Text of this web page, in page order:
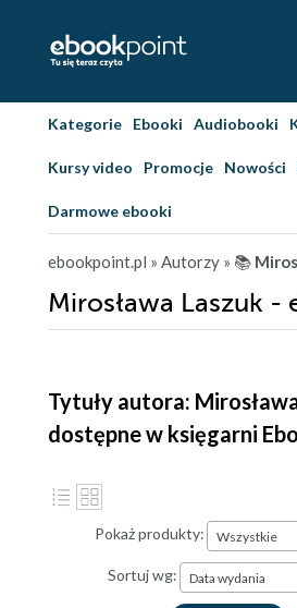
Kategorie Ebooki Audiobooki
Kursy video Promocje Nowości
Darmowe ebooki
ebookpoint.pl » Autorzy » 📚
Mirosława Laszuk -
Tytuły autora:
dostępne w księgarni
Pokaż produkty: Wszystkie
Sortuj wg: Data wydania